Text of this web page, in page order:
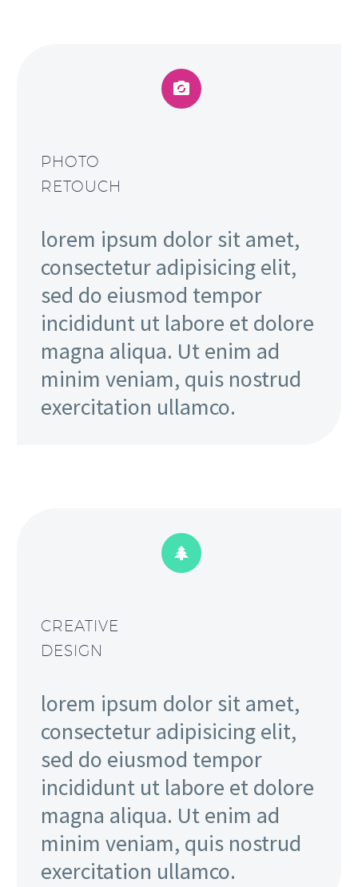


PHOTO
RETOUCH
lorem ipsum dolor sit amet,
consectetur adipisicing elit,
sed do eiusmod tempor
incididunt ut labore et dolore
magna aliqua. Ut enim ad
minim veniam, quis nostrud
exercitation ullamco.


CREATIVE
DESIGN
lorem ipsum dolor sit amet,
consectetur adipisicing elit,
sed do eiusmod tempor
incididunt ut labore et dolore
magna aliqua. Ut enim ad
minim veniam, quis nostrud
exercitation ullamco.